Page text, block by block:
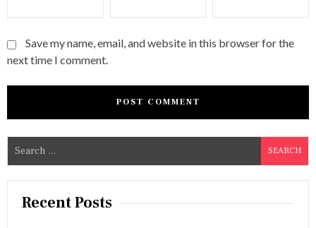
Save my name, email, and website in this browser for the
next time I comment.
e
a
Recent Posts